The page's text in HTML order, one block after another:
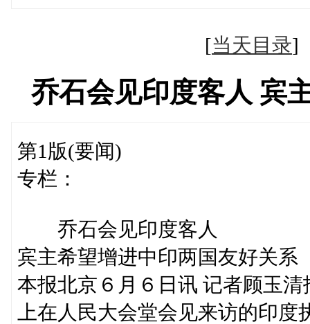
[当天目录
乔石会见印度客人 宾
第1版(要闻)
专栏：
乔石会见印度客人
宾主希望增进中印两国友好关系
本报北京６月６日讯 记者顾玉
上在人民大会堂会见来访的印